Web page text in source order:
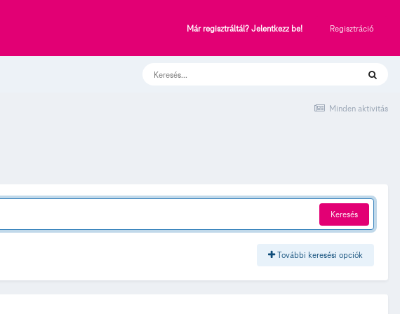
Már regisztráltál? Jelentkezz be! Regisztráció
Minden aktivitás
Keresés
További keresési opciók